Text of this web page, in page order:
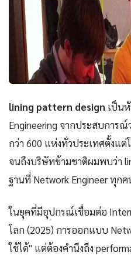
lining pattern design เป็น
Engineering จากประสบการ
กว่า 600 แห่งทั่วประเทศตั้งแต่
จนถึงบริษัทข้ามชาติผมพบว่า
ฐานที่ Network Engineer ทุกค
ในยุคที่มีอุปกรณ์เชื่อมต่อ
โลก (2025) การออกแบบ
ใช้ได้" แต่ต้องคำนึงถึง